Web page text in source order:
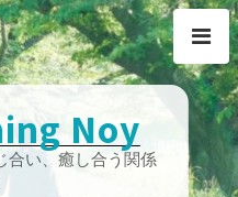
Noy
合い、癒し合う関係